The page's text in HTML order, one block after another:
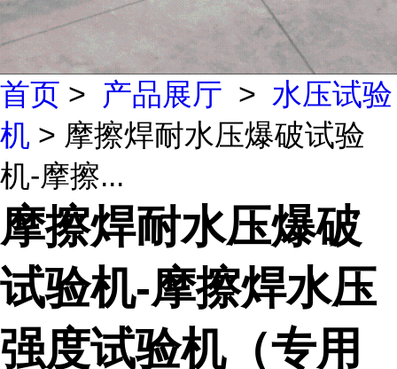
首页 > 产品展厅 > 水压试验
机 > 摩擦焊耐水压爆破试验
机-摩擦...
摩擦焊耐水压爆破
试验机-摩擦焊水压
强度试验机（专用